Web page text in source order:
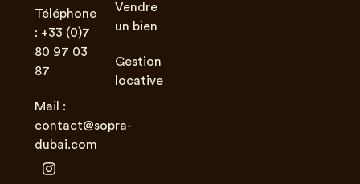
Téléphone
: +33 (0)7
80 97 03
87
Mail :
contact@sopra-
dubai.com
Vendre
un bien
Gestion
locative